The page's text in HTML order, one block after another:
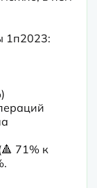
1п2023:
71% к